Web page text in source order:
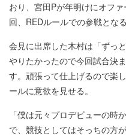
おり、宮田Pが年明けにオフ
回、REDルールでの参戦とな
会見に出席した木村は「ずっ
やりたかったので今回試合決
す。頑張って仕上げるので楽
ールに意欲を見せる。
「僕は元々プロデビューの時
で、競技としてはそっちの方